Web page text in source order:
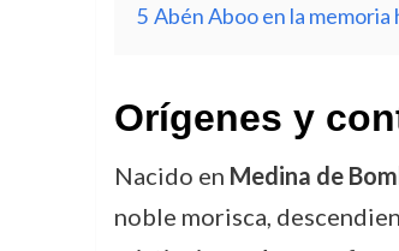
5 Abén Aboo en la memoria
Orígenes y
Nacido en Medina de
noble morisca,